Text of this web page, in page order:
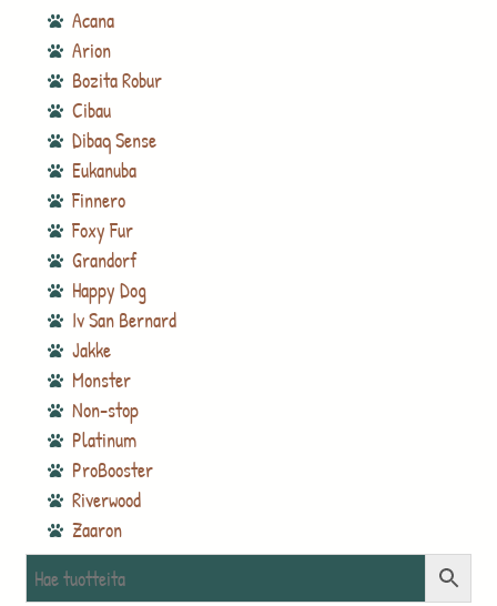
Acana
Arion
Bozita Robur
Cibau
Dibaq Sense
Eukanuba
Finnero
Foxy Fur
Grandorf
Happy Dog
Iv San Bernard
Jakke
Monster
Non-stop
Platinum
ProBooster
Riverwood
Zaaron